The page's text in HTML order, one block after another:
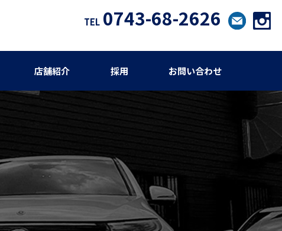
TEL 0743-68-2626
店舗紹介 採用 お問い合わせ